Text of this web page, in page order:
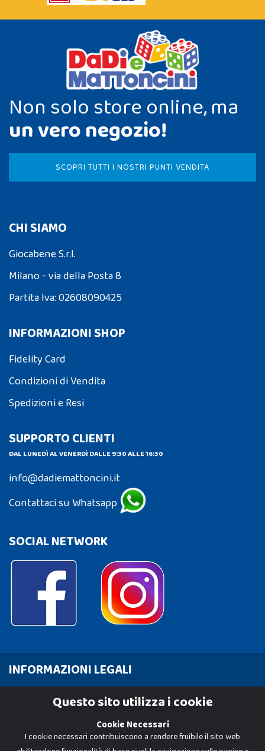
Non solo store online, ma
un vero negozio!
SCOPRI TUTTI I NOSTRI PUNTI VENDITA
CHI SIAMO
Giocabene S.r.l.
Milano - via della Posta 8
Partita Iva: 02608090425
INFORMAZIONI SHOP
Fidelity Card
Condizioni di Vendita
Spedizioni e Resi
SUPPORTO CLIENTI
DAL LUNEDÌ AL VENERDÌ DALLE 9:30 ALLE 16:30
info@dadiemattoncini.it
Contattaci su Whatsapp
SOCIAL NETWORK
INFORMAZIONI LEGALI
Cookie PolicyQuesto sito utilizza i cookie
Cookie Necessari
I cookie necessari contribuiscono a rendere fruibile il sito web